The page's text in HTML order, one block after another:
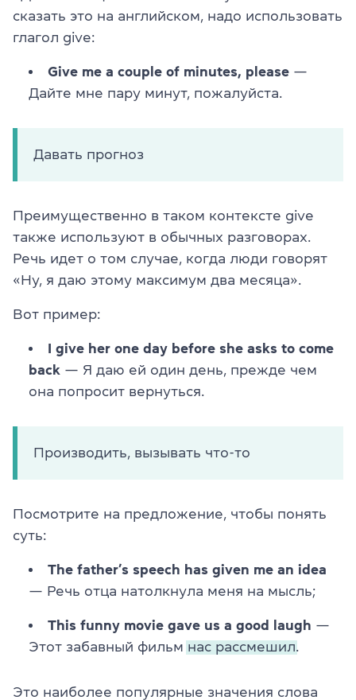
сказать это на английском, надо использовать
глагол give:
Give me a couple of minutes, please —
Дайте мне пару минут, пожалуйста.
Давать прогноз
Преимущественно в таком контексте give
также используют в обычных разговорах.
Речь идет о том случае, когда люди говорят
«Ну, я даю этому максимум два месяца».
Вот пример:
I give her one day before she asks to come
back — Я даю ей один день, прежде чем
она попросит вернуться.
Производить, вызывать что-то
Посмотрите на предложение, чтобы понять
суть:
The father’s speech has given me an idea
— Речь отца натолкнула меня на мысль;
This funny movie gave us a good laugh —
Этот забавный фильм нас рассмешил.
Это наиболее популярные значения слова